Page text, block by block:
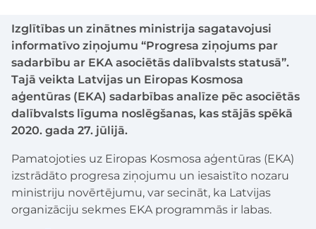
Izglītības un zinātnes ministrija sagatavojusi
informatīvo ziņojumu “Progresa ziņojums par
sadarbību ar EKA asociētās dalībvalsts statusā”.
Tajā veikta Latvijas un Eiropas Kosmosa
aģentūras (EKA) sadarbības analīze pēc asociētās
dalībvalsts līguma noslēgšanas, kas stājās spēkā
2020. gada 27. jūlijā.
Pamatojoties uz Eiropas Kosmosa aģentūras (EKA)
izstrādāto progresa ziņojumu un iesaistīto nozaru
ministriju novērtējumu, var secināt, ka Latvijas
organizāciju sekmes EKA programmās ir labas.